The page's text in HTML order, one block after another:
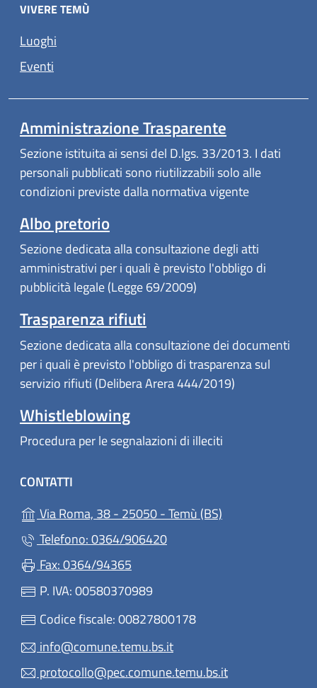
VIVERE TEMÙ
Luoghi
Eventi
Amministrazione Trasparente
Sezione istituita ai sensi del D.lgs. 33/2013. I dati
personali pubblicati sono riutilizzabili solo alle
condizioni previste dalla normativa vigente
Albo pretorio
Sezione dedicata alla consultazione degli atti
amministrativi per i quali è previsto l'obbligo di
pubblicità legale (Legge 69/2009)
Trasparenza rifiuti
Sezione dedicata alla consultazione dei documenti
per i quali è previsto l'obbligo di trasparenza sul
servizio rifiuti (Delibera Arera 444/2019)
Whistleblowing
Procedura per le segnalazioni di illeciti
CONTATTI
Via Roma, 38 - 25050 - Temù (BS)
Telefono: 0364/906420
Fax: 0364/94365
P. IVA: 00580370989
Codice fiscale: 00827800178
info@comune.temu.bs.it
protocollo@pec.comune.temu.bs.it